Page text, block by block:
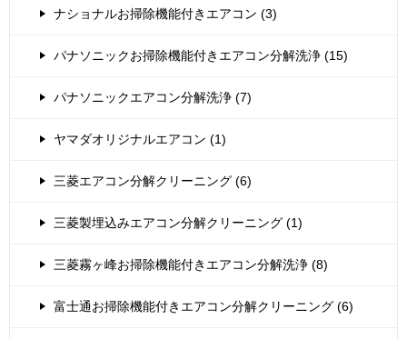
ナショナルお掃除機能付きエアコン (3)
パナソニックお掃除機能付きエアコン分解洗浄 (15)
パナソニックエアコン分解洗浄 (7)
ヤマダオリジナルエアコン (1)
三菱エアコン分解クリーニング (6)
三菱製埋込みエアコン分解クリーニング (1)
三菱霧ヶ峰お掃除機能付きエアコン分解洗浄 (8)
富士通お掃除機能付きエアコン分解クリーニング (6)